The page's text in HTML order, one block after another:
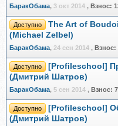
БаракОбама, 3 окт 2014 , Взнос:
Доступно
The Art of
(Michael Zelbel)
БаракОбама, 24 сен 2014 , Взнос:
Доступно
[Profileschool]
(Дмитрий Шатров)
БаракОбама, 5 сен 2014 , Взнос:
Доступно
[Profileschool]
(Дмитрий Шатров)